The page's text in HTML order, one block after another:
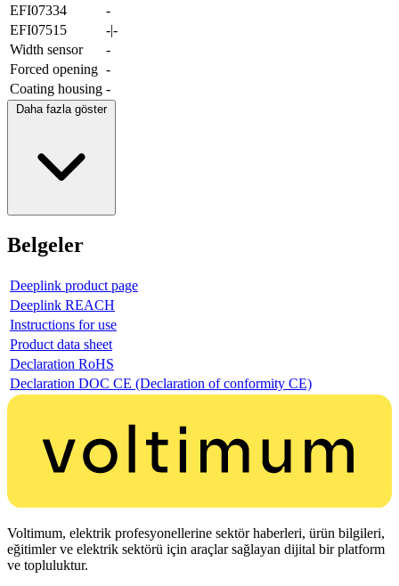
EFI07334
-
EFI07515
-|-
Width sensor
-
Forced opening -
Coating housing -
Daha fazla göster
Belgeler
Deeplink product page
Deeplink REACH
Instructions for use
Product data sheet
Declaration RoHS
Declaration DOC CE (Declaration of conformity CE)
Voltimum, elektrik profesyonellerine sektör haberleri, ürün bilgileri,
eğitimler ve elektrik sektörü için araçlar sağlayan dijital bir platform
ve topluluktur.